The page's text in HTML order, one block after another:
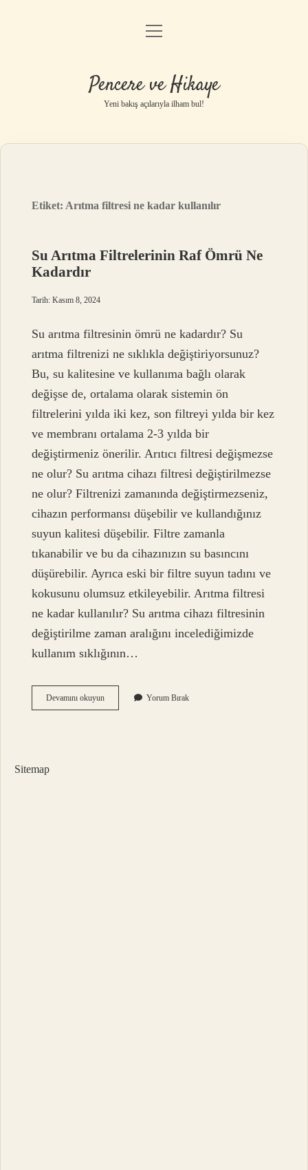
Anasayfa
Yasal Uyarı
menüyü
Pencere ve Hikaye
Yeni bakış açılarıyla ilham bul!
Etiket: Arıtma filtresi ne kadar kullanılır
Su Arıtma Filtrelerinin Raf Ömrü Ne
Kadardır
Tarih: Kasım 8, 2024
Su arıtma filtresinin ömrü ne kadardır? Su
arıtma filtrenizi ne sıklıkla değiştiriyorsunuz?
Bu, su kalitesine ve kullanıma bağlı olarak
değişse de, ortalama olarak sistemin ön
filtrelerini yılda iki kez, son filtreyi yılda bir kez
ve membranı ortalama 2-3 yılda bir
değiştirmeniz önerilir. Arıtıcı filtresi değişmezse
ne olur? Su arıtma cihazı filtresi değiştirilmezse
ne olur? Filtrenizi zamanında değiştirmezseniz,
cihazın performansı düşebilir ve kullandığınız
suyun kalitesi düşebilir. Filtre zamanla
tıkanabilir ve bu da cihazınızın su basıncını
düşürebilir. Ayrıca eski bir filtre suyun tadını ve
kokusunu olumsuz etkileyebilir. Arıtma filtresi
ne kadar kullanılır? Su arıtma cihazı filtresinin
değiştirilme zaman aralığını incelediğimizde
kullanım sıklığının…
Devamını okuyunSu
Arıtma
Yorum Bırak
Sitemap